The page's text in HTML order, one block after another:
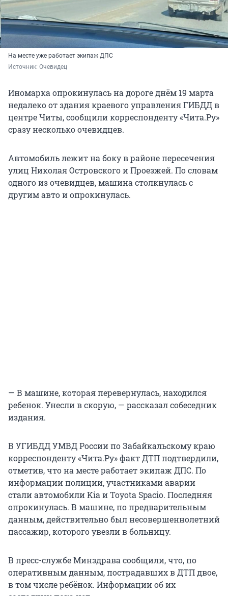
На месте уже работает экипаж ДПС
Источник: Очевидец
Иномарка опрокинулась на дороге днём 19 марта
недалеко от здания краевого управления ГИБДД в
центре Читы, сообщили корреспонденту «Чита.Ру»
сразу несколько очевидцев.
Автомобиль лежит на боку в районе пересечения
улиц Николая Островского и Проезжей. По словам
одного из очевидцев, машина столкнулась с
другим авто и опрокинулась.
— В машине, которая перевернулась, находился
ребенок. Унесли в скорую, — рассказал собеседник
издания.
В УГИБДД УМВД России по Забайкальскому краю
корреспонденту «Чита.Ру» факт ДТП подтвердили,
отметив, что на месте работает экипаж ДПС. По
информации полиции, участниками аварии
стали автомобили Kia и Toyota Spacio. Последняя
опрокинулась. В машине, по предварительным
данным, действительно был несовершеннолетний
пассажир, которого увезли в больницу.
В пресс-службе Минздрава сообщили, что, по
оперативным данным, пострадавших в ДТП двое,
в том числе ребёнок. Информации об их